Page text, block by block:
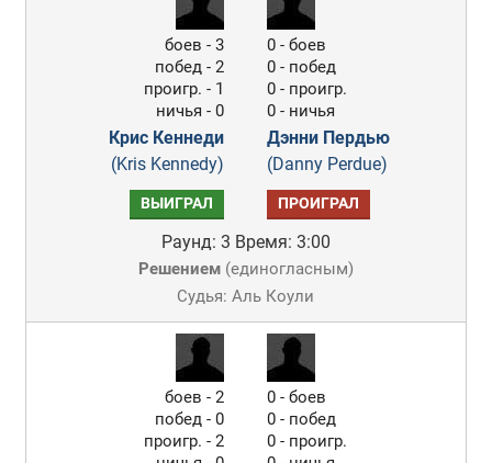
боев - 3
побед - 2
проигр. - 1
ничья - 0
Крис Кеннеди
(Kris Kennedy)
0 - боев
0 - побед
0 - проигр.
0 - ничья
Дэнни Пердью
(Danny Perdue)
ВЫИГРАЛ ПРОИГРАЛ
Раунд: 3 Время: 3:00
Решением(единогласным)
Судья: Аль Коули
боев - 2
побед - 0
проигр. - 2
0 - боев
0 - побед
0 - проигр.